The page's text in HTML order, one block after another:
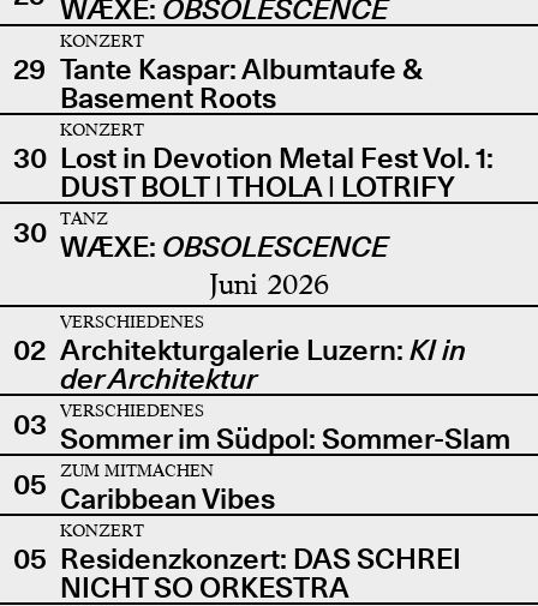
WÆXE: OBSOLESCENCE
29
KONZERT
Tante Kaspar: Albumtaufe &
Basement Roots
30
KONZERT
Lost in Devotion Metal Fest Vol. 1:
DUST BOLT | THOLA | LOTRIFY
30
TANZ
WÆXE: OBSOLESCENCE
Juni 2026
02
VERSCHIEDENES
Architekturgalerie Luzern: KI in
der Architektur
03
VERSCHIEDENES
Sommer im Südpol: Sommer-Slam
05
ZUM MITMACHEN
Caribbean Vibes
05
KONZERT
Residenzkonzert: DAS SCHREI
NICHT SO ORKESTRA